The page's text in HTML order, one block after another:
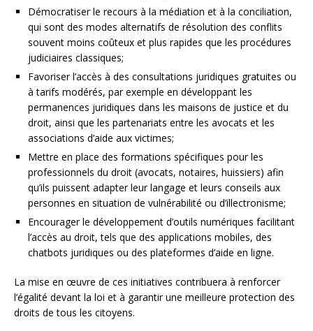
Démocratiser le recours à la médiation et à la conciliation,
qui sont des modes alternatifs de résolution des conflits
souvent moins coûteux et plus rapides que les procédures
judiciaires classiques;
Favoriser l’accès à des consultations juridiques gratuites ou
à tarifs modérés, par exemple en développant les
permanences juridiques dans les maisons de justice et du
droit, ainsi que les partenariats entre les avocats et les
associations d’aide aux victimes;
Mettre en place des formations spécifiques pour les
professionnels du droit (avocats, notaires, huissiers) afin
qu’ils puissent adapter leur langage et leurs conseils aux
personnes en situation de vulnérabilité ou d’illectronisme;
Encourager le développement d’outils numériques facilitant
l’accès au droit, tels que des applications mobiles, des
chatbots juridiques ou des plateformes d’aide en ligne.
La mise en œuvre de ces initiatives contribuera à renforcer
l’égalité devant la loi et à garantir une meilleure protection des
droits de tous les citoyens.